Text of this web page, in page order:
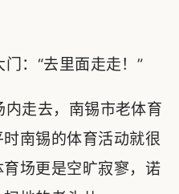
：“去里面走走！”
走去，南锡市老体育
南锡的体育活动就很
场更是空旷寂寥，诺